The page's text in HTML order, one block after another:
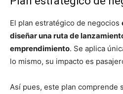
El plan estratégico de negocios
diseñar una ruta de
emprendimiento. Se aplica
lo mismo, su impacto es
Así pues, este plan comprende